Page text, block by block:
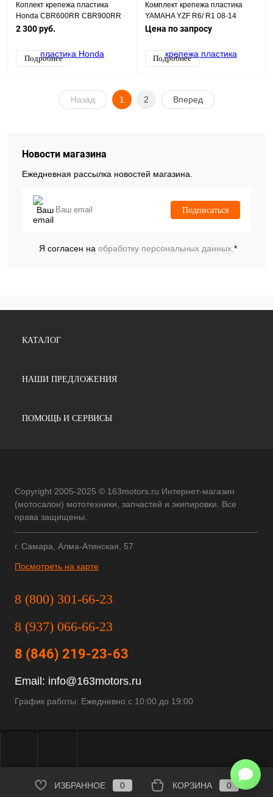
Коплект крепежа пластика
Honda CBR600RR CBR900RR
CBR929RR CBR1000RR CBR
2 300 руб.
Подробнее
Комплект крепежа пластика
YAMAHA YZF R6/ R1 08-14
Цена по запросу
Подробнее
Назад 1 2 Вперед
Новости магазина
Ежедневная рассылка новостей магазина.
Подписаться
Я согласен на обработку персональных данных.*
КАТАЛОГ
НАШИ ПРЕДЛОЖЕНИЯ
ПОМОЩЬ И СЕРВИСЫ
Copyright 2005-2025 © 163motors.ru Интернет-магазин
(мотосалон) мототехники, запчастей и экипировки. Все
права защищены.
г. Самара, Алма-Атинская, 57
Посмотреть на карте
8 (800) 301-66-23
8 (937) 066-66-23
8 (846) 219-23-63
Email: info@163motors.ru
График работы: Ежедневно с 10:00 до 19:00
ИЗБРАННОЕ 0 КОРЗИНА 0